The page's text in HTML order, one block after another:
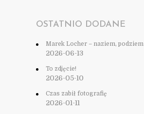
OSTATNIO DODANE
Marek Locher – naziem, podziem
2026-06-13
To zdjęcie!
2026-05-10
Czas zabił fotografię
2026-01-11